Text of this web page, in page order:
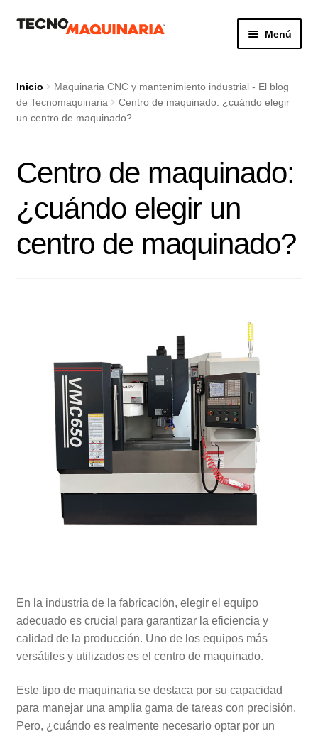
IrIr
Menú
Nosotros
Servicio
Contacto
Inicio
Maquinaria CNC y mantenimiento industrial - El blog
de Tecnomaquinaria
Centro de maquinado: ¿cuándo elegir
un centro de maquinado?
Centro de maquinado:
¿cuándo elegir un
centro de maquinado?
En la industria de la fabricación, elegir el equipo
adecuado es crucial para garantizar la eficiencia y
calidad de la producción. Uno de los equipos más
versátiles y utilizados es el centro de maquinado.
Este tipo de maquinaria se destaca por su capacidad
para manejar una amplia gama de tareas con precisión.
Pero, ¿cuándo es realmente necesario optar por un